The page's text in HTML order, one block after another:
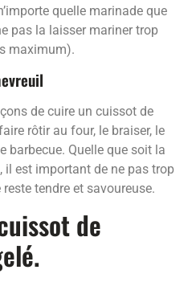
quelle marinade que
pas la laisser mariner trop
maximum).
de cuire un cuissot de
rôtir au four, le braiser, le
barbecue. Quelle que soit la
il est important de ne pas trop
tendre et savoureuse.
de